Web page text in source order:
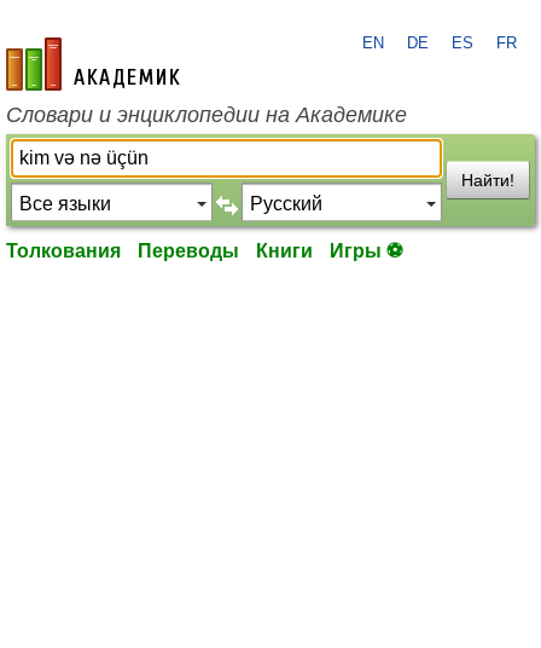
academic.ru
EN DE ES FR
Словари и энциклопедии на Академике
Найти!
Толкования Переводы Книги Игры ⚽